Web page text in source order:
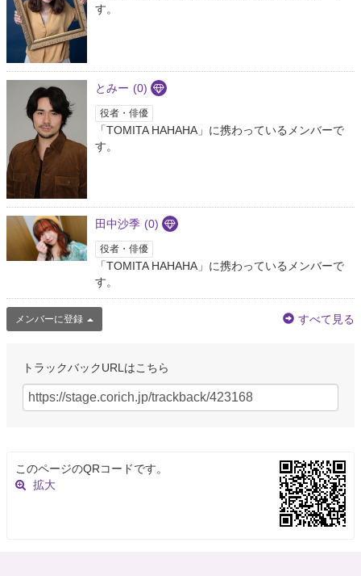
す。
とみー (0)
役者・俳優
「TOMITA HAHAHA」に携わっているメンバーで
す。
田中沙季 (0)
役者・俳優
「TOMITA HAHAHA」に携わっているメンバーで
す。
メンバーに登録 すべて見る
トラックバックURLはこちら
このページのQRコードです。
拡大